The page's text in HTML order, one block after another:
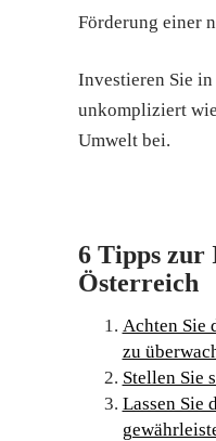
Förderung einer
Investieren Sie
unkompliziert
Umwelt bei.
6 Tipps zur
Österreich
Achten Sie
zu
Stellen Sie
Lassen Sie